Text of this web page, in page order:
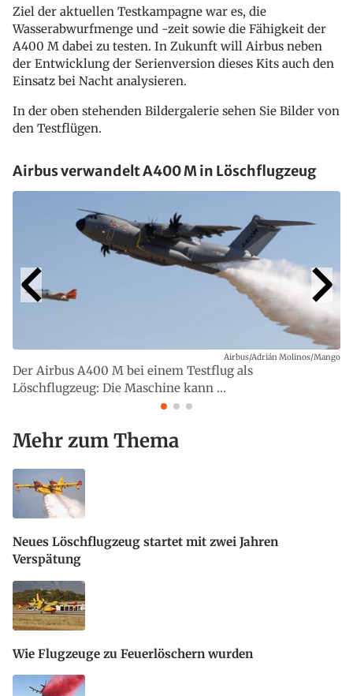
Ziel der aktuellen Testkampagne war es, die
Wasserabwurfmenge und -zeit sowie die Fähigkeit der
A400 M dabei zu testen. In Zukunft will Airbus neben
der Entwicklung der Serienversion dieses Kits auch den
Einsatz bei Nacht analysieren.
In der oben stehenden Bildergalerie sehen Sie Bilder von
den Testflügen.
Airbus verwandelt A400 M in Löschflugzeug
Der Airbus A400 M bei einem Testflug als
Löschflugzeug: Die Maschine kann ...
Airbus/Adrián Molinos/Mango
Mehr zum Thema
Neues Löschflugzeug startet mit zwei Jahren
Verspätung
Wie Flugzeuge zu Feuerlöschern wurden